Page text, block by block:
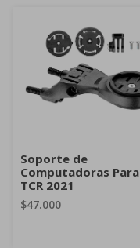
Soporte de
Computadoras Para
TCR 2021
$47.000